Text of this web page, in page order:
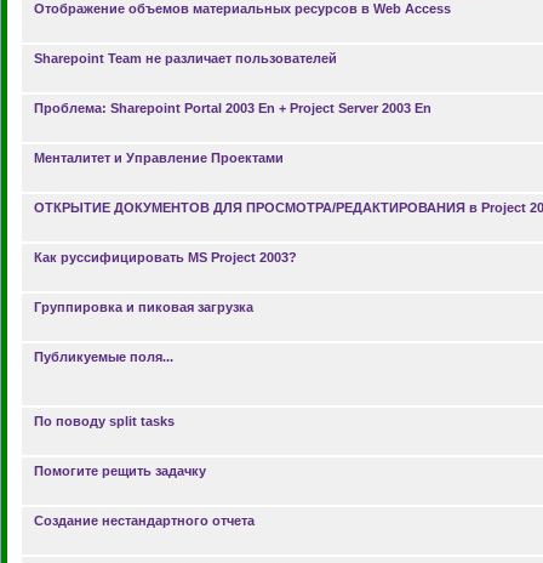
Отображение объемов материальных ресурсов в Web Access
Sharepoint Team не различает пользователей
Проблема: Sharepoint Portal 2003 En + Project Server 2003 En
Менталитет и Управление Проектами
ОТКРЫТИЕ ДОКУМЕНТОВ ДЛЯ ПРОСМОТРА/РЕДАКТИРОВАНИЯ в Project
Как руссифицировать MS Project 2003?
Группировка и пиковая загрузка
Публикуемые поля...
По поводу split tasks
Помогите рещить задачку
Создание нестандартного отчета